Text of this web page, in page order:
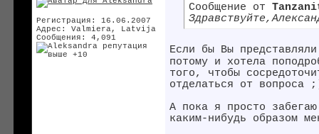
Регистрация: 16.06.2007
Адрес: Valmiera, Latvija
Сообщения: 4,091
Сообщение от
Если бы Вы
потому и хотела
того, чтобы
отделаться от вопроса
А пока я просто
каким-нибудь образом